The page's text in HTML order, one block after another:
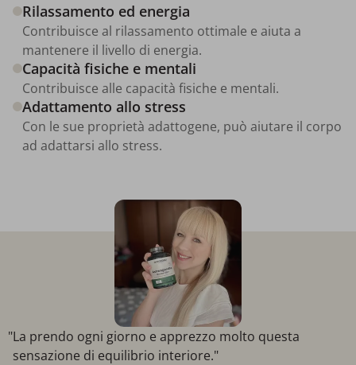
Rilassamento ed energia
Contribuisce al rilassamento ottimale e aiuta a
mantenere il livello di energia.
Capacità fisiche e mentali
Contribuisce alle capacità fisiche e mentali.
Adattamento allo stress
Con le sue proprietà adattogene, può aiutare il corpo
ad adattarsi allo stress.
"La prendo ogni giorno e apprezzo molto questa
sensazione di equilibrio interiore."